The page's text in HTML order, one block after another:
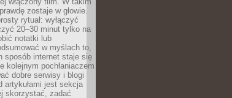
zostaje w głowie.
rytuał: wyłączyć
20–30 minut tylko na
notatki lub
w myślach to,
sposób internet staje się
kolejnym pochłaniaczem
dobre serwisy i blogi
artykułami jest sekcja
skorzystać, zadać